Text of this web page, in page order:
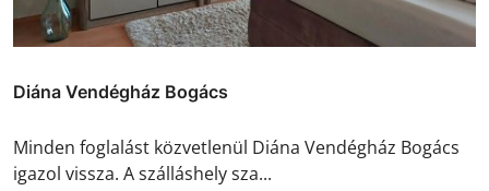
Diána Vendégház Bogács
Minden foglalást közvetlenül Diána Vendégház Bogács
igazol vissza. A szálláshely sza...